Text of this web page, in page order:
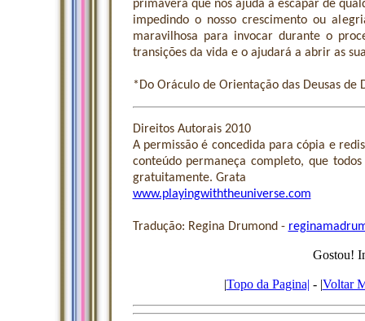
primavera que nos ajuda a escapar de
impedindo o nosso crescimento ou
maravilhosa para invocar durante o
transições da vida e o ajudará a abrir as
*Do Oráculo de Orientação das Deusas de
Direitos Autorais 2010
A permissão é concedida para cópia e
conteúdo permaneça completo, que
gratuitamente. Grata
www.playingwiththeuniverse.com
Tradução: Regina Drumond -
Gostou!
|Topo da Pagina| - |Voltar